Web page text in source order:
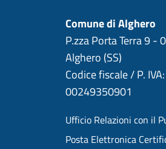
Comune di Alghero
P.zza Porta Terra 9 -
Alghero (SS)
Codice fiscale / P. IVA:
00249350901
Ufficio Relazioni con il
Posta Elettronica